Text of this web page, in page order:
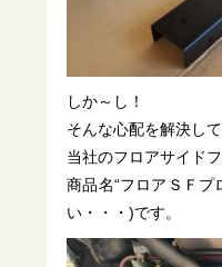
しか～し！
そんな心配を解決し
当社のフロアサイド
商品名“フロアＳＦプ
い・・・)です。